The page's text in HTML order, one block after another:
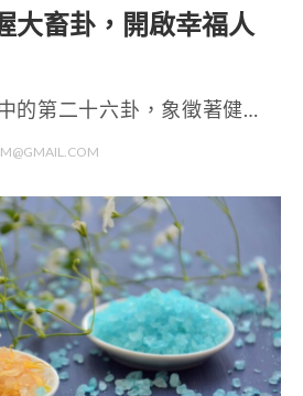
大畜卦，開啟幸福人
的第二十六卦，象徵著健…